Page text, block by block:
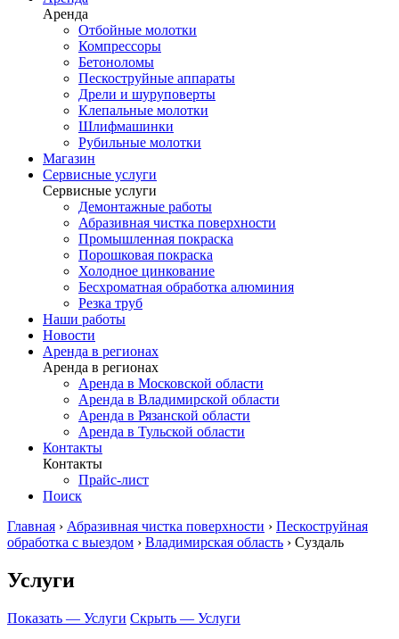
Аренда
Отбойные молотки
Компрессоры
Бетоноломы
Пескоструйные аппараты
Дрели и шуруповерты
Клепальные молотки
Шлифмашинки
Рубильные молотки
Магазин
Сервисные услуги
Сервисные услуги
Демонтажные работы
Абразивная чистка поверхности
Промышленная покраска
Порошковая покраска
Холодное цинкование
Бесхроматная обработка алюминия
Резка труб
Наши работы
Новости
Аренда в регионах
Аренда в регионах
Аренда в Московской области
Аренда в Владимирской области
Аренда в Рязанской области
Аренда в Тульской области
Контакты
Контакты
Прайс-лист
Поиск
Главная › Абразивная чистка поверхности › Пескоструйная
обработка с выездом › Владимирская область › Суздаль
Услуги
Показать — Услуги Скрыть — Услуги